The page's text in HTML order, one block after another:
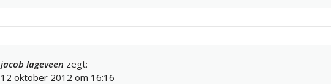
jacob lageveen zegt:
12 oktober 2012 om 16:16